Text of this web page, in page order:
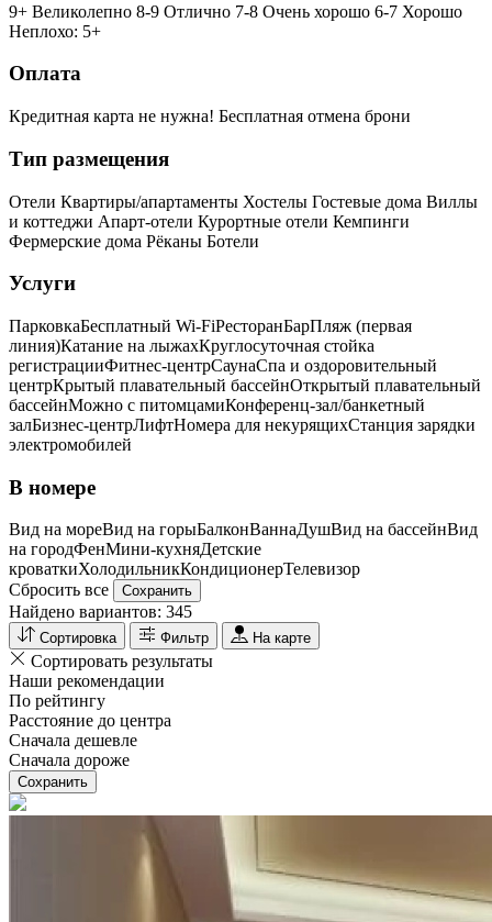
9+ Великолепно 8-9 Отлично 7-8 Очень хорошо 6-7 Хорошо
Неплохо: 5+
Оплата
Кредитная карта не нужна! Бесплатная отмена брони
Тип размещения
Отели Квартиры/апартаменты Хостелы Гостевые дома Виллы
и коттеджи Апарт-отели Курортные отели Кемпинги
Фермерские дома Рёканы Ботели
Услуги
ПарковкаБесплатный Wi-FiРесторанБарПляж (первая
линия)Катание на лыжахКруглосуточная стойка
регистрацииФитнес-центрСаунаСпа и оздоровительный
центрКрытый плавательный бассейнОткрытый плавательный
бассейнМожно с питомцамиКонференц-зал/банкетный
залБизнес-центрЛифтНомера для некурящихCтанция зарядки
электромобилей
В номере
Вид на мореВид на горыБалконВаннаДушВид на бассейнВид
на городФенМини-кухняДетские
кроваткиХолодильникКондиционерТелевизор
Сбросить все
Сохранить
Найдено вариантов: 345
Сортировка Фильтр На карте
Сортировать результаты
Наши рекомендации
По рейтингу
Расстояние до центра
Сначала дешевле
Сначала дороже
Сохранить